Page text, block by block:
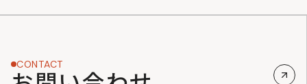
CONTACT